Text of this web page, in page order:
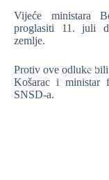
Vijeće ministara
proglasiti 11. juli
zemlje.
Protiv ove odluke
Košarac i ministar
SNSD-a.